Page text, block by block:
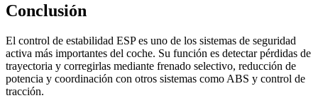
Conclusión
El control de estabilidad ESP es uno de los sistemas de seguridad
activa más importantes del coche. Su función es detectar pérdidas de
trayectoria y corregirlas mediante frenado selectivo, reducción de
potencia y coordinación con otros sistemas como ABS y control de
tracción.